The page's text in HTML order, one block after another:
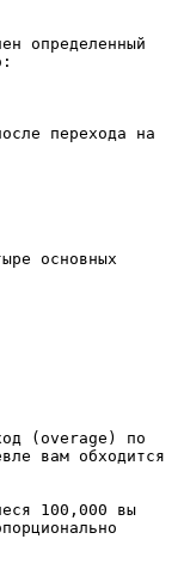
определенный
перехода на
основных
(overage) по
вам обходится
100,000 вы